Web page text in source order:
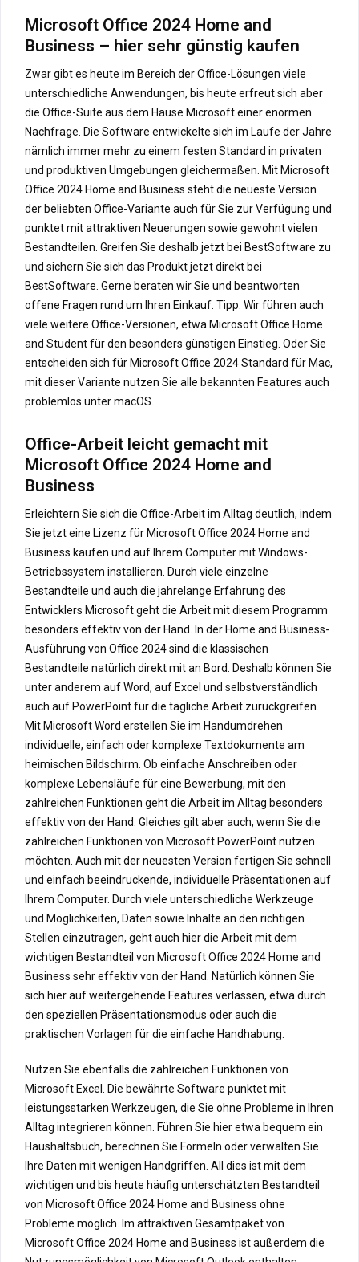
Microsoft Office 2024 Home and
Business – hier sehr günstig kaufen
Zwar gibt es heute im Bereich der Office-Lösungen viele
unterschiedliche Anwendungen, bis heute erfreut sich aber
die Office-Suite aus dem Hause Microsoft einer enormen
Nachfrage. Die Software entwickelte sich im Laufe der Jahre
nämlich immer mehr zu einem festen Standard in privaten
und produktiven Umgebungen gleichermaßen. Mit Microsoft
Office 2024 Home and Business steht die neueste Version
der beliebten Office-Variante auch für Sie zur Verfügung und
punktet mit attraktiven Neuerungen sowie gewohnt vielen
Bestandteilen. Greifen Sie deshalb jetzt bei BestSoftware zu
und sichern Sie sich das Produkt jetzt direkt bei
BestSoftware. Gerne beraten wir Sie und beantworten
offene Fragen rund um Ihren Einkauf. Tipp: Wir führen auch
viele weitere Office-Versionen, etwa Microsoft Office Home
and Student für den besonders günstigen Einstieg. Oder Sie
entscheiden sich für Microsoft Office 2024 Standard für Mac,
mit dieser Variante nutzen Sie alle bekannten Features auch
problemlos unter macOS.
Office-Arbeit leicht gemacht mit
Microsoft Office 2024 Home and
Business
Erleichtern Sie sich die Office-Arbeit im Alltag deutlich, indem
Sie jetzt eine Lizenz für Microsoft Office 2024 Home and
Business kaufen und auf Ihrem Computer mit Windows-
Betriebssystem installieren. Durch viele einzelne
Bestandteile und auch die jahrelange Erfahrung des
Entwicklers Microsoft geht die Arbeit mit diesem Programm
besonders effektiv von der Hand. In der Home and Business-
Ausführung von Office 2024 sind die klassischen
Bestandteile natürlich direkt mit an Bord. Deshalb können Sie
unter anderem auf Word, auf Excel und selbstverständlich
auch auf PowerPoint für die tägliche Arbeit zurückgreifen.
Mit Microsoft Word erstellen Sie im Handumdrehen
individuelle, einfach oder komplexe Textdokumente am
heimischen Bildschirm. Ob einfache Anschreiben oder
komplexe Lebensläufe für eine Bewerbung, mit den
zahlreichen Funktionen geht die Arbeit im Alltag besonders
effektiv von der Hand. Gleiches gilt aber auch, wenn Sie die
zahlreichen Funktionen von Microsoft PowerPoint nutzen
möchten. Auch mit der neuesten Version fertigen Sie schnell
und einfach beeindruckende, individuelle Präsentationen auf
Ihrem Computer. Durch viele unterschiedliche Werkzeuge
und Möglichkeiten, Daten sowie Inhalte an den richtigen
Stellen einzutragen, geht auch hier die Arbeit mit dem
wichtigen Bestandteil von Microsoft Office 2024 Home and
Business sehr effektiv von der Hand. Natürlich können Sie
sich hier auf weitergehende Features verlassen, etwa durch
den speziellen Präsentationsmodus oder auch die
praktischen Vorlagen für die einfache Handhabung.
Nutzen Sie ebenfalls die zahlreichen Funktionen von
Microsoft Excel. Die bewährte Software punktet mit
leistungsstarken Werkzeugen, die Sie ohne Probleme in Ihren
Alltag integrieren können. Führen Sie hier etwa bequem ein
Haushaltsbuch, berechnen Sie Formeln oder verwalten Sie
Ihre Daten mit wenigen Handgriffen. All dies ist mit dem
wichtigen und bis heute häufig unterschätzten Bestandteil
von Microsoft Office 2024 Home and Business ohne
Probleme möglich. Im attraktiven Gesamtpaket von
Microsoft Office 2024 Home and Business ist außerdem die